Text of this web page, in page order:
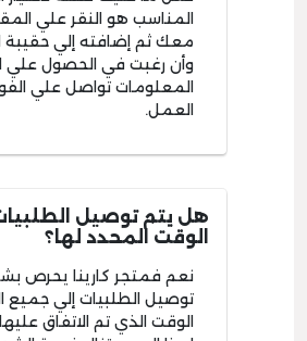
المناسب هو النقر علي
معك ثم إضافته إلي حقيبة
وأن رغبت في الحصول علي
المعلومات تواصل علي
العمل.
هل يتم توصيل
الوقت المحدد لها؟
نعم فمتجر كارينا يحرص
توصيل الطلبيات إلي جميع
الوقت الذي تم الاتفاق